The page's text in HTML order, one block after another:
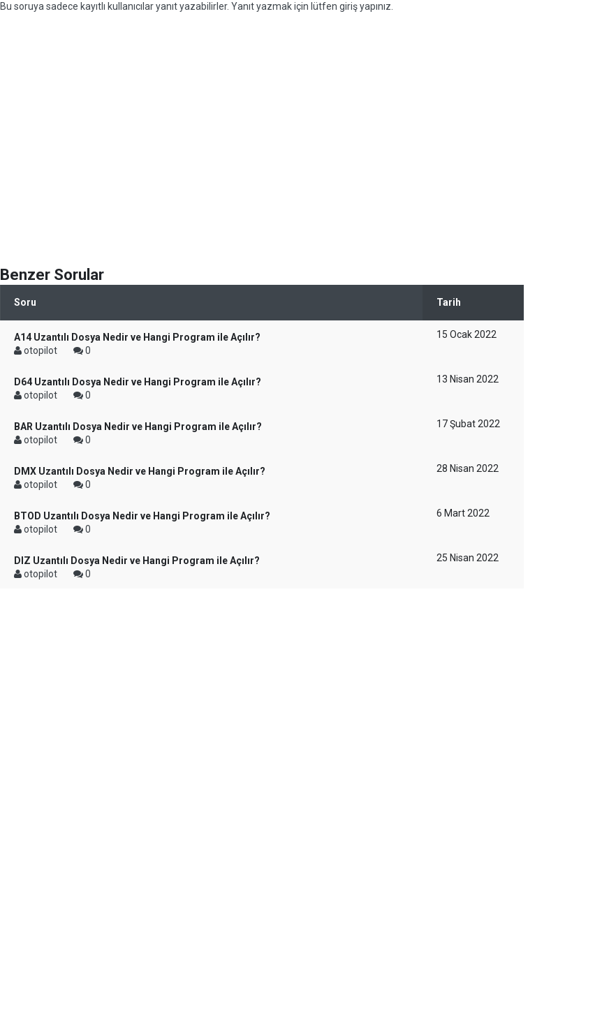
Bu soruya sadece kayıtlı kullanıcılar yanıt yazabilirler. Yanıt yazmak için lütfen giriş yapınız.
Benzer Sorular
Soru Tarih
A14 Uzantılı Dosya Nedir ve Hangi Program ile Açılır?
otopilot
0
15 Ocak 2022
D64 Uzantılı Dosya Nedir ve Hangi Program ile Açılır?
otopilot
0
13 Nisan 2022
BAR Uzantılı Dosya Nedir ve Hangi Program ile Açılır?
otopilot
0
17 Şubat 2022
DMX Uzantılı Dosya Nedir ve Hangi Program ile Açılır?
otopilot
0
28 Nisan 2022
BTOD Uzantılı Dosya Nedir ve Hangi Program ile Açılır?
otopilot
0
6 Mart 2022
DIZ Uzantılı Dosya Nedir ve Hangi Program ile Açılır?
otopilot
0
25 Nisan 2022